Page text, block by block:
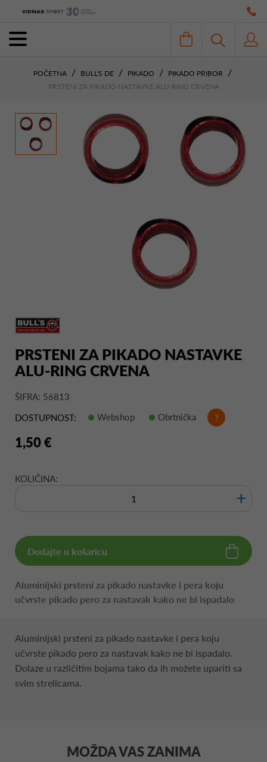
POČETNA BULL'S DE PIKADO
PIKADO PRIBOR
PRSTENI ZA PIKADO NASTAVKE ALU-RING CRVENA
PRSTENI ZA PIKADO NASTAVKE
ALU-RING CRVENA
ŠIFRA: 56813
DOSTUPNOST:
Webshop Obrtnička ?
1,50 €
KOLIČINA:
+
Dodajte u košaricu
Aluminijski prsteni za pikado nastavke i pera koju
učvrste pikado pero za nastavak kako ne bi ispadalo
Aluminijski prsteni za pikado nastavke i pera koju
učvrste pikado pero za nastavak kako ne bi ispadalo.
Dolaze u različitim bojama tako da ih možete upariti sa
svim strelicama.
MOŽDA VAS ZANIMA